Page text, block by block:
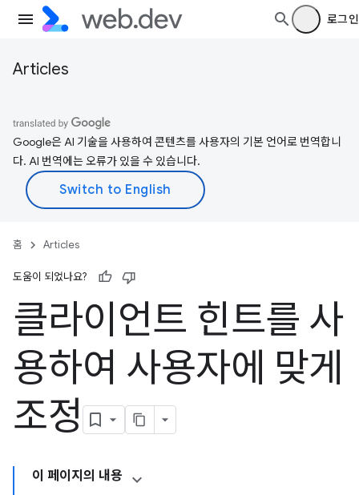
로그인
Articles
Google은 AI 기술을 사용하여 콘텐츠를 사용자의 기본 언어로 번역합니
다. AI 번역에는 오류가 있을 수 있습니다.
홈 Articles
도움이 되었나요?
클라이언트 힌트를 사
용하여 사용자에 맞게
조정
이 페이지의 내용